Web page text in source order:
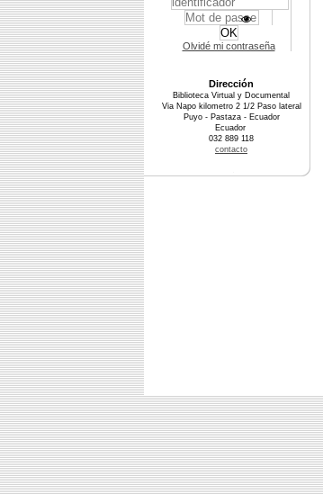
Olvidé mi contraseña
Dirección
Biblioteca Virtual y Documental
Via Napo kilometro 2 1/2 Paso lateral
Puyo - Pastaza - Ecuador
Ecuador
032 889 118
contacto